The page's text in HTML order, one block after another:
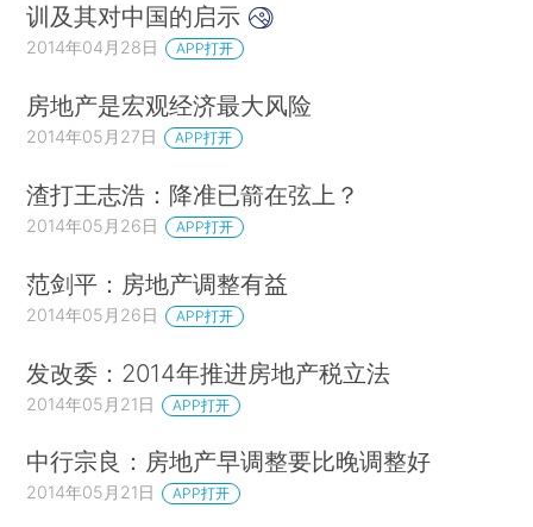
训及其对中国的启示
2014年04月28日 APP打开
房地产是宏观经济最大风险
2014年05月27日 APP打开
渣打王志浩：降准已箭在弦上？
2014年05月26日 APP打开
范剑平：房地产调整有益
2014年05月26日 APP打开
发改委：2014年推进房地产税立法
2014年05月21日 APP打开
中行宗良：房地产早调整要比晚调整好
2014年05月21日 APP打开